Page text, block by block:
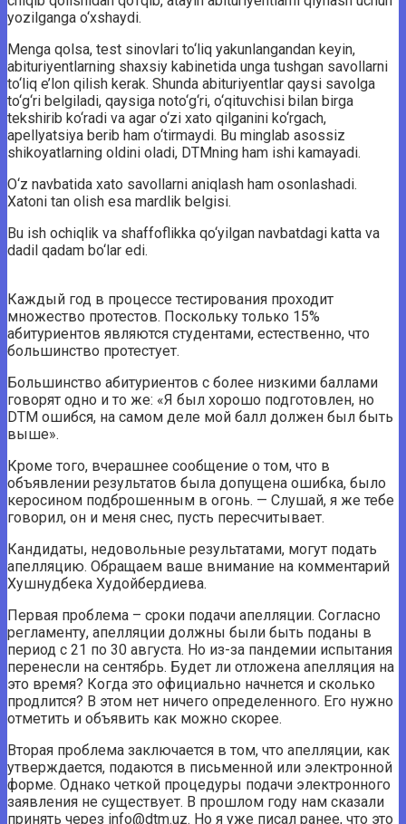
yozilganga o‘xshaydi.
Menga qolsa, test sinovlari to‘liq yakunlangandan keyin,
abituriyentlarning shaxsiy kabinetida unga tushgan savollarni
to‘liq e’lon qilish kerak. Shunda abituriyentlar qaysi savolga
to‘g‘ri belgiladi, qaysiga noto‘g‘ri, o‘qituvchisi bilan birga
tekshirib ko‘radi va agar o‘zi xato qilganini ko‘rgach,
apellyatsiya berib ham o‘tirmaydi. Bu minglab asossiz
shikoyatlarning oldini oladi, DTMning ham ishi kamayadi.
O‘z navbatida xato savollarni aniqlash ham osonlashadi.
Xatoni tan olish esa mardlik belgisi.
Bu ish ochiqlik va shaffoflikka qo‘yilgan navbatdagi katta va
dadil qadam bo‘lar edi.
Каждый год в процессе тестирования проходит
множество протестов. Поскольку только 15%
абитуриентов являются студентами, естественно, что
большинство протестует.
Большинство абитуриентов с более низкими баллами
говорят одно и то же: «Я был хорошо подготовлен, но
DTM ошибся, на самом деле мой балл должен был быть
выше».
Кроме того, вчерашнее сообщение о том, что в
объявлении результатов была допущена ошибка, было
керосином подброшенным в огонь. — Слушай, я же тебе
говорил, он и меня снес, пусть пересчитывает.
Кандидаты, недовольные результатами, могут подать
апелляцию. Обращаем ваше внимание на комментарий
Хушнудбека Худойбердиева.
Первая проблема – сроки подачи апелляции. Согласно
регламенту, апелляции должны были быть поданы в
период с 21 по 30 августа. Но из-за пандемии испытания
перенесли на сентябрь. Будет ли отложена апелляция на
это время? Когда это официально начнется и сколько
продлится? В этом нет ничего определенного. Его нужно
отметить и объявить как можно скорее.
Вторая проблема заключается в том, что апелляции, как
утверждается, подаются в письменной или электронной
форме. Однако четкой процедуры подачи электронного
заявления не существует. В прошлом году нам сказали
принять через info@dtm.uz. Но я уже писал ранее, что это